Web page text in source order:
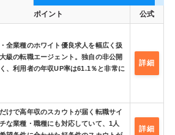
ポイント 公式
全業種のホワイト優良求人を幅広く扱
級の転職エージェント。独自の非公開
、利用者の年収UP率は61.1％と非常に
詳細
けで高年収のスカウトが届く転職サイ
な業種・職種にも対応していて、1人
詳細